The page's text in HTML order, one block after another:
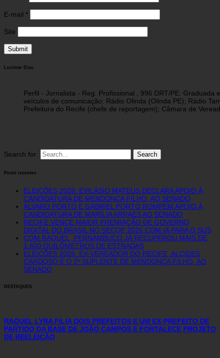
E-mail *
Site
Luzimar Dias
Perfil - Jornalista - Reg. Profissional , 996 DRT/PE.
veículos de comunicação: Rádio Olinda (Olinda PE); Rádio
Prefeitura do Recife (chefe de reportagem); Câmara de
Search for:
Posts recentes
ELEIÇÕES 2026: EVILÁSIO MATEUS DECLARA APOIO À
CANDIDATURA DE MENDONÇA FILHO, AO SENADO
ÁLVARO PORTO E GABRIEL PORTO ROMPEM APOIO À
CANDIDATURA DE MARÍLIA ARRAES AO SENADO
RECIFE VENCE MAIOR PREMIAÇÃO DE GOVERNO
DIGITAL DO BRASIL NO SECOP 2026 COM IA PARA O SUS
COM RAQUEL, PERNAMBUCO JÁ RECUPEROU MAIS DE
1.600 QUILÔMETROS DE ESTRADAS
ELEIÇÕES 2026: EX-VEREADOR DO RECIFE, ALCIDES
CARDOSO É O 2º SUPLENTE DE MENDONÇA FILHO, AO
SENADO
DESTAQUES
RAQUEL LYRA FILIA DOIS PREFEITOS E UM EX-PREFEITO DE
PARTIDO DA BASE DE JOÃO CAMPOS E FORTALECE PROJETO
DE REELEIÇÃO